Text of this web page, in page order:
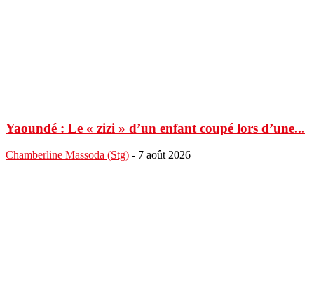
Yaoundé : Le « zizi » d’un enfant coupé lors d’une...
Chamberline Massoda (Stg) - 7 août 2026